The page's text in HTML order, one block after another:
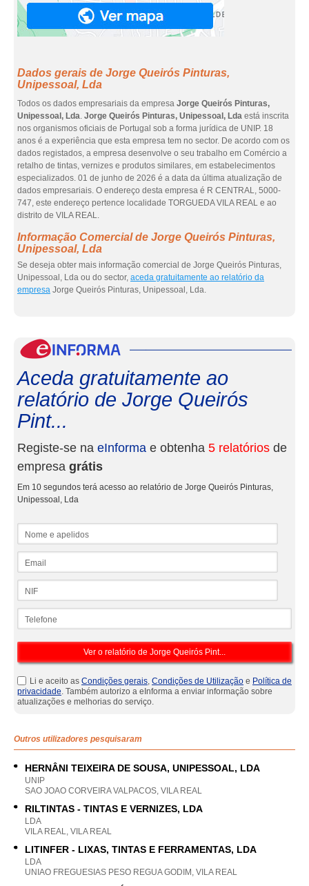
Dados gerais de Jorge Queirós Pinturas,
Unipessoal, Lda
Todos os dados empresariais da empresa Jorge Queirós Pinturas,
Unipessoal, Lda. Jorge Queirós Pinturas, Unipessoal, Lda está inscrita
nos organismos oficiais de Portugal sob a forma jurídica de UNIP. 18
anos é a experiência que esta empresa tem no sector. De acordo com os
dados registados, a empresa desenvolve o seu trabalho em Comércio a
retalho de tintas, vernizes e produtos similares, em estabelecimentos
especializados. 01 de junho de 2026 é a data da última atualização de
dados empresariais. O endereço desta empresa é R CENTRAL, 5000-
747, este endereço pertence localidade TORGUEDA VILA REAL e ao
distrito de VILA REAL.
Informação Comercial de Jorge Queirós Pinturas,
Unipessoal, Lda
Se deseja obter mais informação comercial de Jorge Queirós Pinturas,
Unipessoal, Lda ou do sector, aceda gratuitamente ao relatório da
empresa Jorge Queirós Pinturas, Unipessoal, Lda.
Aceda gratuitamente ao
relatório de Jorge Queirós
Pint...
Registe-se na eInforma e obtenha 5 relatórios de
empresa grátis
Em 10 segundos terá acesso ao relatório de Jorge Queirós Pinturas,
Unipessoal, Lda
Li e aceito as Condições gerais, Condições de Utilização e Política de
privacidade. Também autorizo a eInforma a enviar informação sobre
atualizações e melhorias do serviço.
Outros utilizadores pesquisaram
HERNÂNI TEIXEIRA DE SOUSA, UNIPESSOAL, LDA
UNIP
SAO JOAO CORVEIRA VALPACOS, VILA REAL
RILTINTAS - TINTAS E VERNIZES, LDA
LDA
VILA REAL, VILA REAL
LITINFER - LIXAS, TINTAS E FERRAMENTAS, LDA
LDA
UNIAO FREGUESIAS PESO REGUA GODIM, VILA REAL